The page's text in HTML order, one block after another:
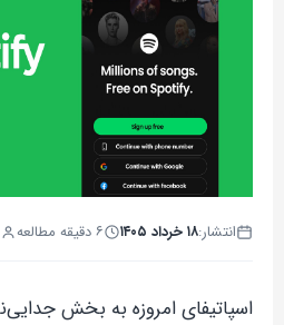
انتشار:۱۸ خرداد ۱۴۰۵ ۶ دقیقه مطالعه
اسپاتیفای امروزه به بخش